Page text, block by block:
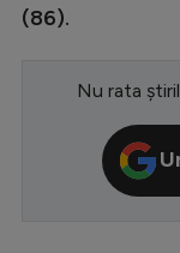
(86).
Nu rata